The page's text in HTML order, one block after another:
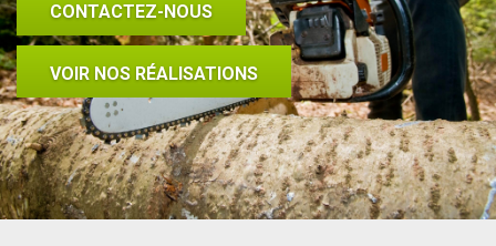
CONTACTEZ-NOUS
VOIR NOS RÉALISATIONS